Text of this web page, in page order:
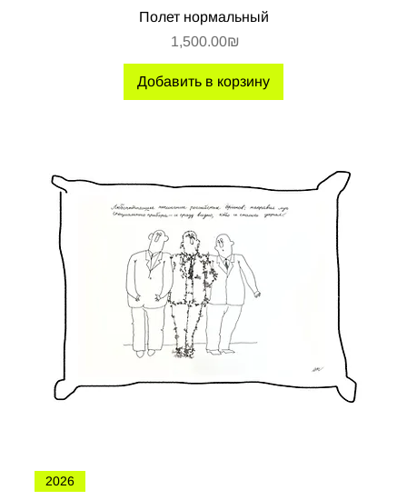
Полет нормальный
Цена
‏1,500.00 ‏₪
Добавить в корзину
2026